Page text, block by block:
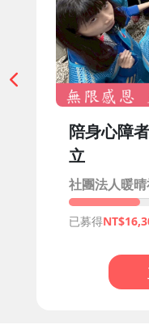
陪身心障
立
社團法人暖
已募得